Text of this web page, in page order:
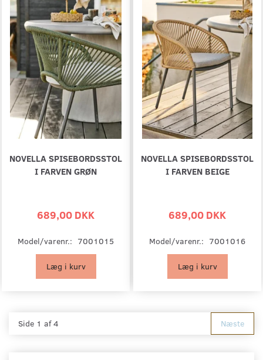
NOVELLA SPISEBORDSSTOL
I FARVEN GRØN
689,00 DKK
Model/varenr.: 7001015
Læg i kurv
NOVELLA SPISEBORDSSTOL
I FARVEN BEIGE
689,00 DKK
Model/varenr.: 7001016
Læg i kurv
Side 1 af 4 Næste